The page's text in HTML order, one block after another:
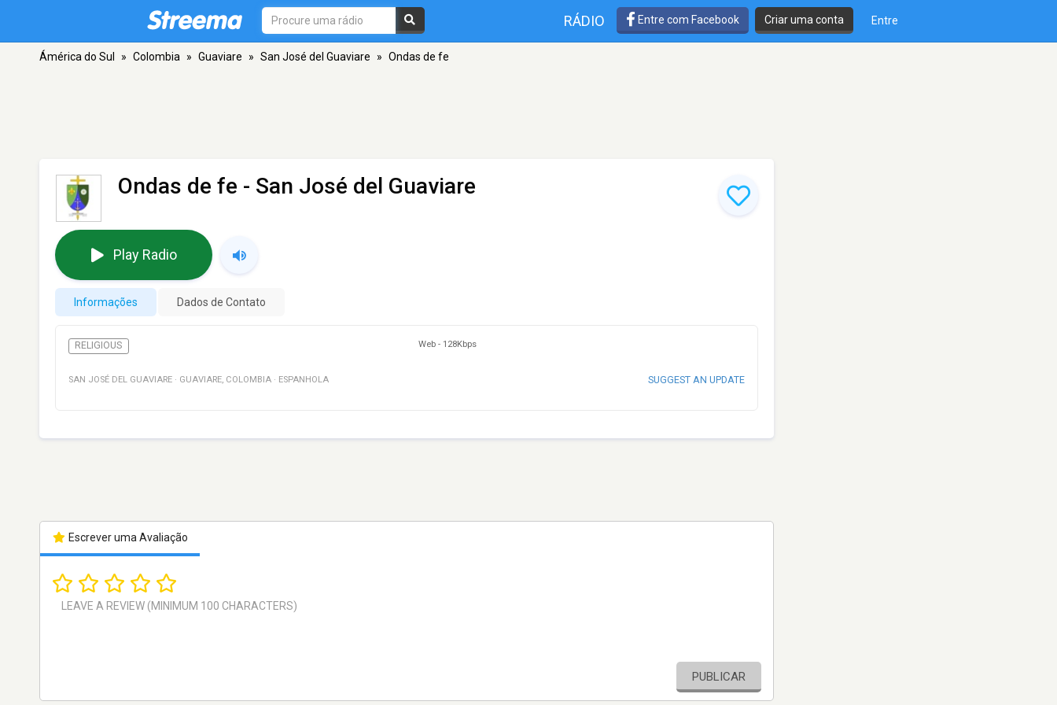
RÁDIO Entre com Facebook Criar uma conta Entre
Ámérica do Sul » Colombia » Guaviare » San José del Guaviare » Ondas de fe
Ondas de fe - San José del Guaviare
Play Radio
Informações Dados de Contato
RELIGIOUS Web - 128Kbps
SAN JOSÉ DEL GUAVIARE · GUAVIARE, COLOMBIA · ESPANHOLA SUGGEST AN UPDATE
Escrever uma Avaliação
PUBLICAR